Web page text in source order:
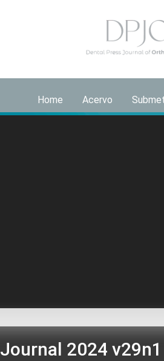
Home Acervo
Journal 2024 v29n1